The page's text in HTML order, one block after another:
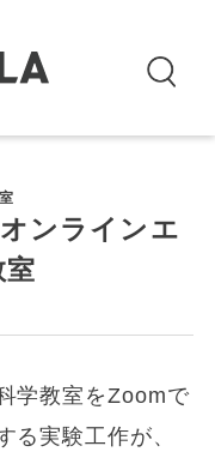
ンラインエ
学教室をZoomで
る実験工作が、